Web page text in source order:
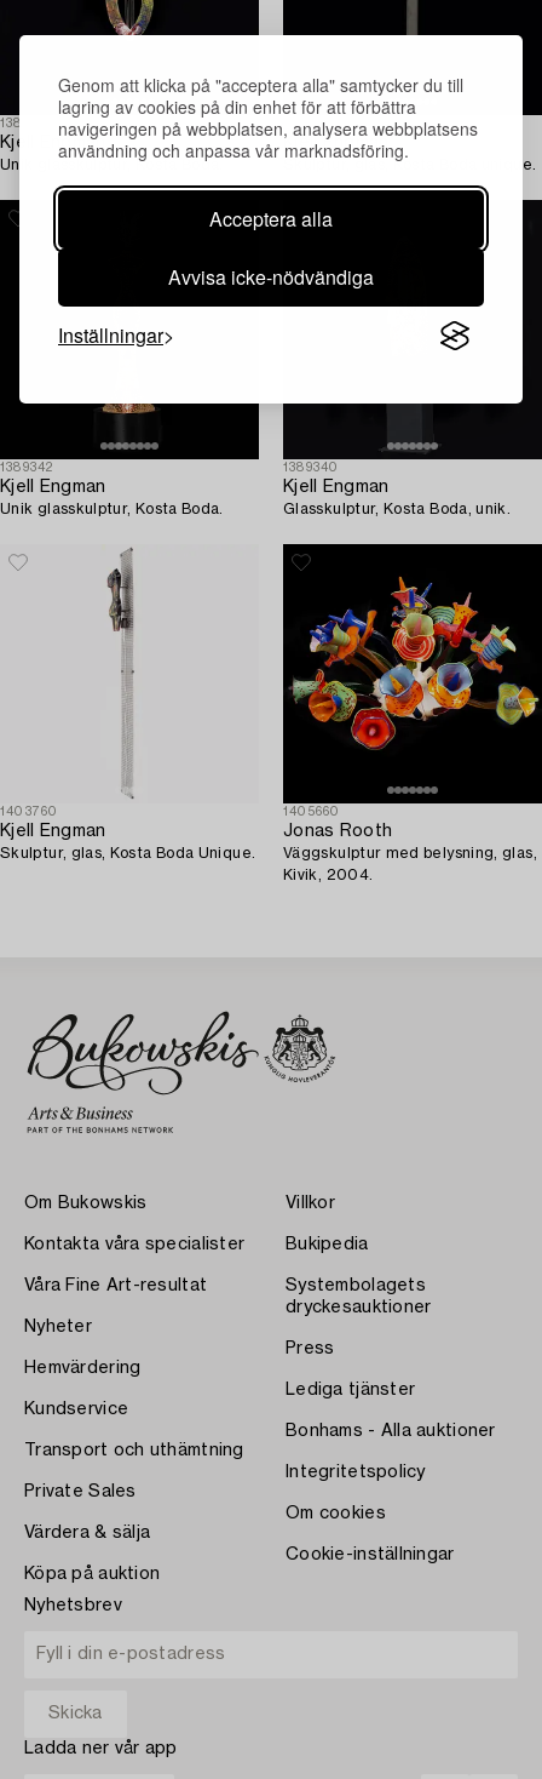
Genom att klicka på "acceptera alla" samtycker du till
lagring av cookies på din enhet för att förbättra
navigeringen på webbplatsen, analysera webbplatsens
användning och anpassa vår marknadsföring.
Acceptera alla
Avvisa icke-nödvändiga
Inställningar
1389341
Kjell Engman
Unik glasskulptur, Kosta Boda.
1403761
Kjell Engman
Skulptur, glas, Kosta Boda unique.
1389342
Kjell Engman
Unik glasskulptur, Kosta Boda.
1389340
Kjell Engman
Glasskulptur, Kosta Boda, unik.
1403760
Kjell Engman
Skulptur, glas, Kosta Boda Unique.
1405660
Jonas Rooth
Väggskulptur med belysning, glas,
Kivik, 2004.
Om Bukowskis
Kontakta våra specialister
Våra Fine Art-resultat
Nyheter
Hemvärdering
Kundservice
Transport och uthämtning
Private Sales
Värdera & sälja
Köpa på auktion
Villkor
Bukipedia
Systembolagets
dryckesauktioner
Press
Lediga tjänster
Bonhams - Alla auktioner
Integritetspolicy
Om cookies
Cookie-inställningar
Nyhetsbrev
Ladda ner vår app